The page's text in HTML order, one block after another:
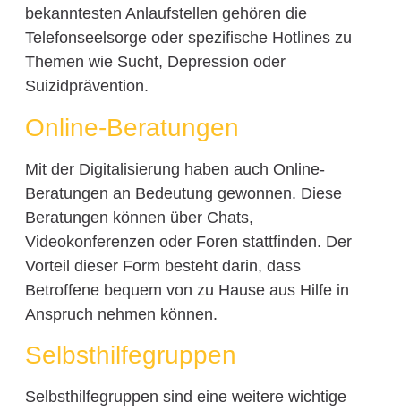
bekanntesten Anlaufstellen gehören die
Telefonseelsorge oder spezifische Hotlines zu
Themen wie Sucht, Depression oder
Suizidprävention.
Online-Beratungen
Mit der Digitalisierung haben auch Online-
Beratungen an Bedeutung gewonnen. Diese
Beratungen können über Chats,
Videokonferenzen oder Foren stattfinden. Der
Vorteil dieser Form besteht darin, dass
Betroffene bequem von zu Hause aus Hilfe in
Anspruch nehmen können.
Selbsthilfegruppen
Selbsthilfegruppen sind eine weitere wichtige